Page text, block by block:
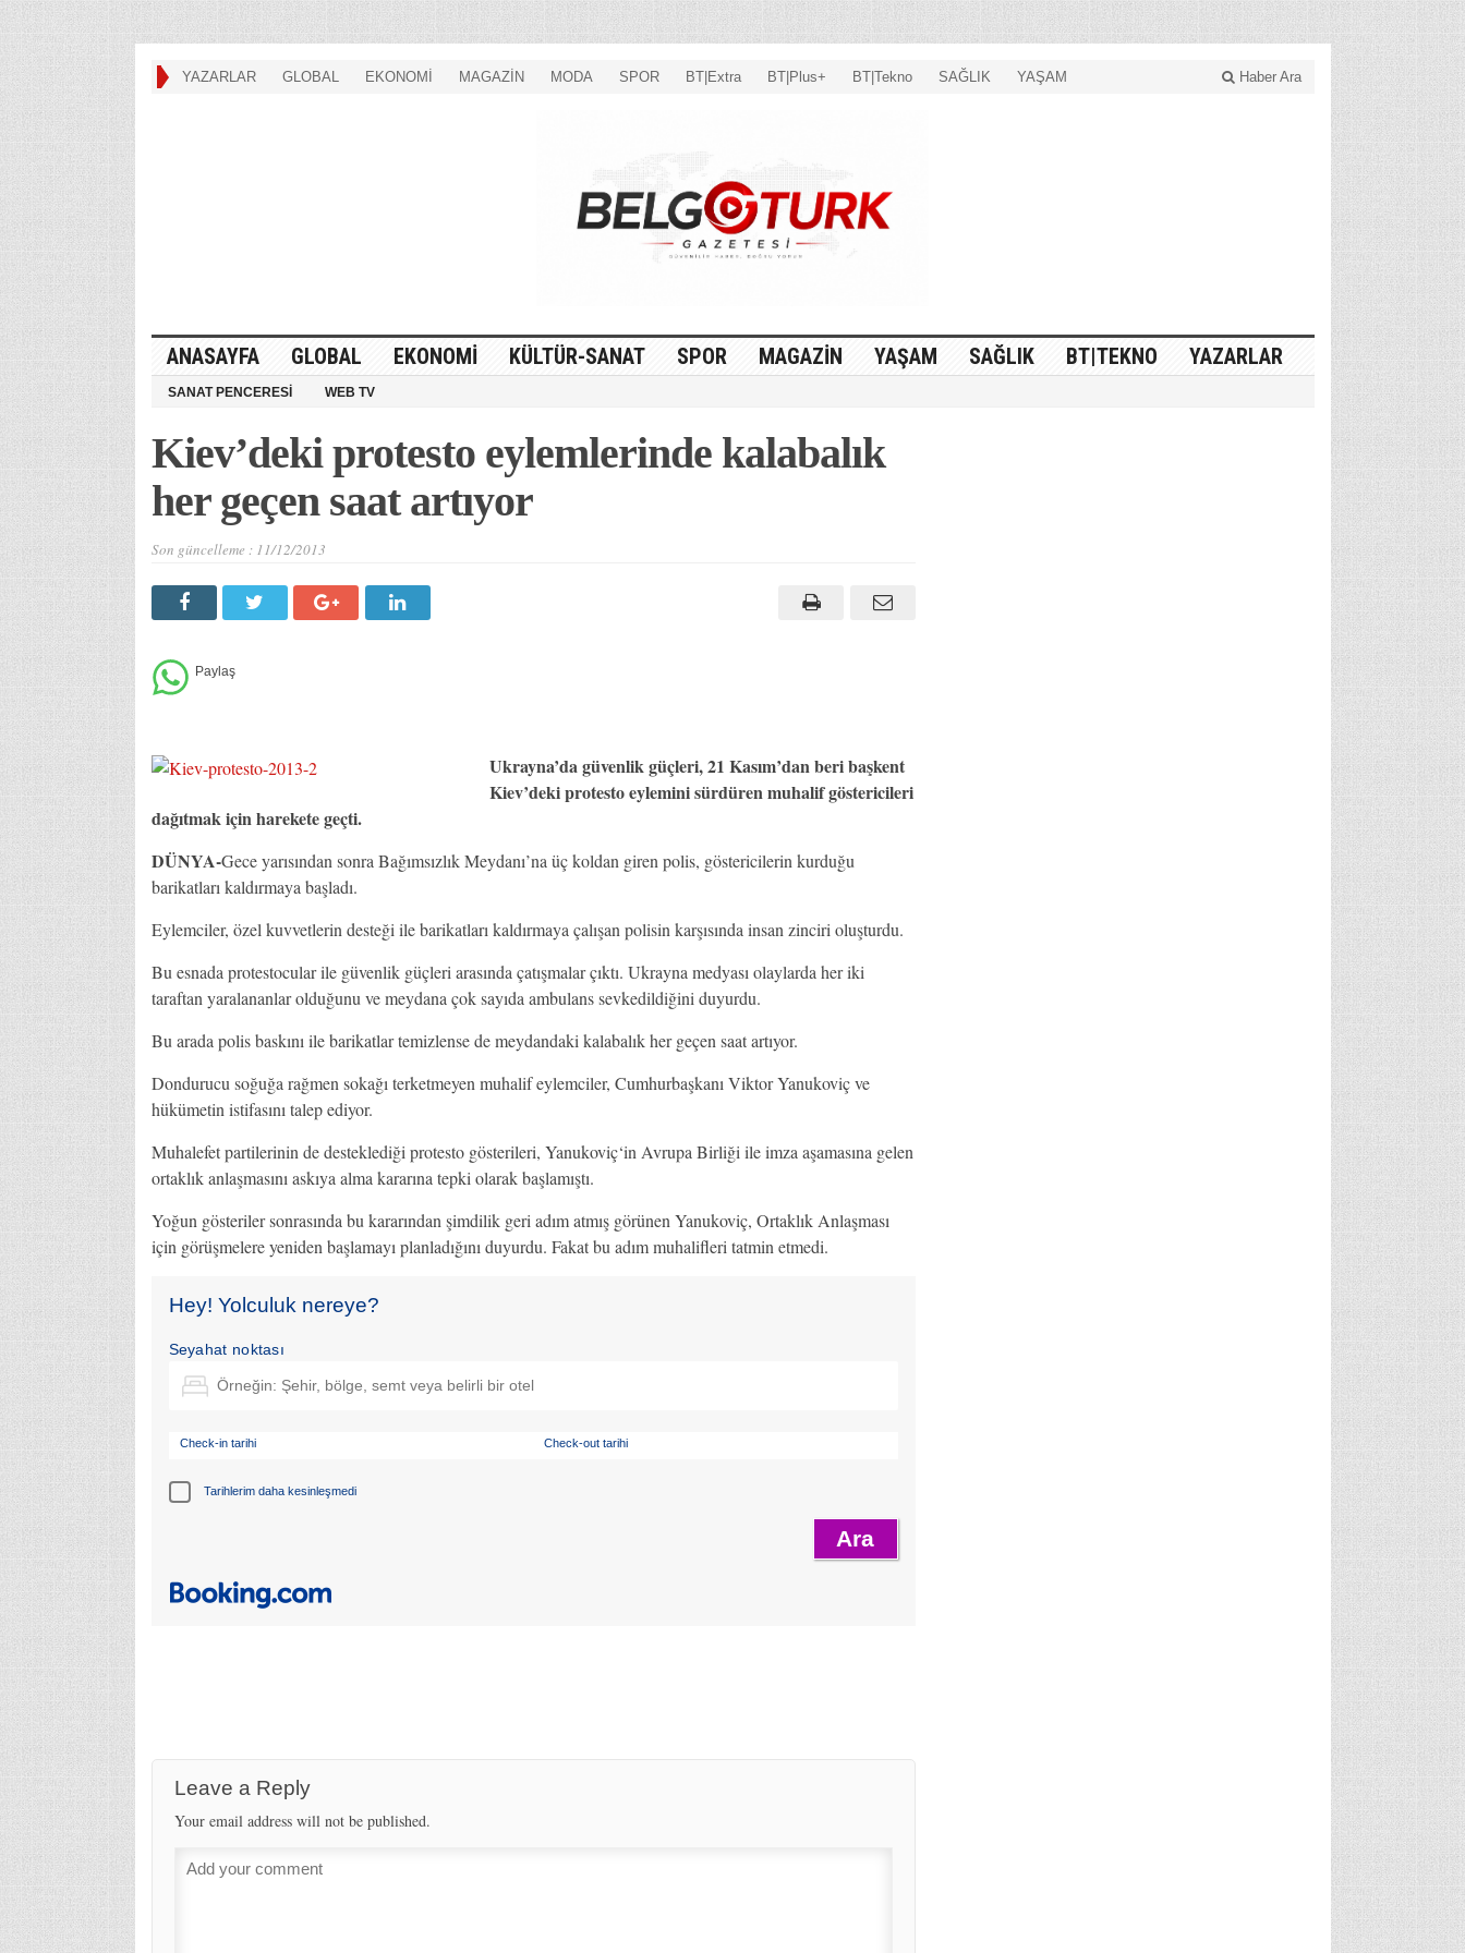
YAZARLAR GLOBAL EKONOMİ MAGAZİN MODA SPOR BT|Extra BT|Plus+ BT|Tekno SAĞLIK YAŞAM Haber Ara
ANASAYFA GLOBAL EKONOMİ KÜLTÜR-SANAT SPOR MAGAZİN YAŞAM SAĞLIK BT|TEKNO YAZARLAR
SANAT PENCERESİ WEB TV
Kiev’deki protesto eylemlerinde kalabalık
her geçen saat artıyor
Son güncelleme : 11/12/2013
Ukrayna’da güvenlik güçleri, 21 Kasım’dan beri başkent
Kiev’deki protesto eylemini sürdüren muhalif göstericileri
dağıtmak için harekete geçti.
DÜNYA-Gece yarısından sonra Bağımsızlık Meydanı’na üç koldan giren polis, göstericilerin kurduğu
barikatları kaldırmaya başladı.
Eylemciler, özel kuvvetlerin desteği ile barikatları kaldırmaya çalışan polisin karşısında insan zinciri oluşturdu.
Bu esnada protestocular ile güvenlik güçleri arasında çatışmalar çıktı. Ukrayna medyası olaylarda her iki
taraftan yaralananlar olduğunu ve meydana çok sayıda ambulans sevkedildiğini duyurdu.
Bu arada polis baskını ile barikatlar temizlense de meydandaki kalabalık her geçen saat artıyor.
Dondurucu soğuğa rağmen sokağı terketmeyen muhalif eylemciler, Cumhurbaşkanı Viktor Yanukoviç ve
hükümetin istifasını talep ediyor.
Muhalefet partilerinin de desteklediği protesto gösterileri, Yanukoviç‘in Avrupa Birliği ile imza aşamasına gelen
ortaklık anlaşmasını askıya alma kararına tepki olarak başlamıştı.
Yoğun gösteriler sonrasında bu kararından şimdilik geri adım atmış görünen Yanukoviç, Ortaklık Anlaşması
için görüşmelere yeniden başlamayı planladığını duyurdu. Fakat bu adım muhalifleri tatmin etmedi.
Hey! Yolculuk nereye?
Seyahat noktası
Check-in tarihi Check-out tarihi
Tarihlerim daha kesinleşmedi
Leave a Reply
Your email address will not be published.